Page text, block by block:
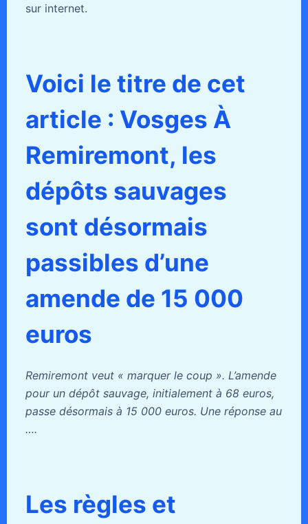
sur internet.
Voici le titre de cet
article : Vosges À
Remiremont, les
dépôts sauvages
sont désormais
passibles d’une
amende de 15 000
euros
Remiremont veut « marquer le coup ». L’amende
pour un dépôt sauvage, initialement à 68 euros,
passe désormais à 15 000 euros. Une réponse au
….
Les règles et